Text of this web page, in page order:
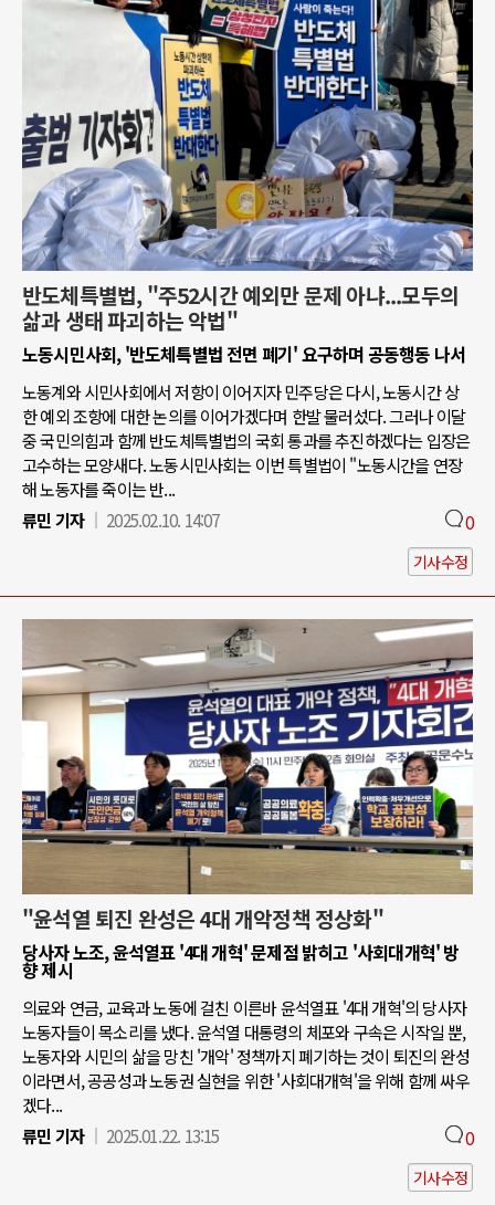
반도체특별법, "주52시간 예외만 문제 아냐...모두의
삶과 생태 파괴하는 악법"
노동시민사회, '반도체특별법 전면 폐기' 요구하며 공동행동 나서
노동계와 시민사회에서 저항이 이어지자 민주당은 다시, 노동시간 상
한 예외 조항에 대한 논의를 이어가겠다며 한발 물러섰다. 그러나 이달
중 국민의힘과 함께 반도체특별법의 국회 통과를 추진하겠다는 입장은
고수하는 모양새다. 노동시민사회는 이번 특별법이 "노동시간을 연장
해 노동자를 죽이는 반...
류민 기자
2025.02.10. 14:07 0
기사수정
"윤석열 퇴진 완성은 4대 개악정책 정상화"
당사자 노조, 윤석열표 '4대 개혁' 문제점 밝히고 '사회대개혁' 방
향 제시
의료와 연금, 교육과 노동에 걸친 이른바 윤석열표 '4대 개혁'의 당사자
노동자들이 목소리를 냈다. 윤석열 대통령의 체포와 구속은 시작일 뿐,
노동자와 시민의 삶을 망친 '개악' 정책까지 폐기하는 것이 퇴진의 완성
이라면서, 공공성과 노동권 실현을 위한 '사회대개혁'을 위해 함께 싸우
겠다...
류민 기자
2025.01.22. 13:15 0
기사수정